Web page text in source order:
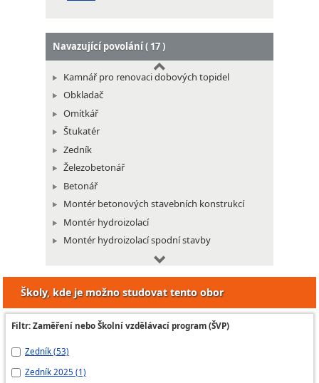
Navazující povolání ( 17 )
Kamnář pro renovaci dobových topidel
Obkladač
Omítkář
Štukatér
Zedník
Železobetonář
Betonář
Montér betonových stavebních konstrukcí
Montér hydroizolací
Montér hydroizolací spodní stavby
Montér izolací proti chemickým vlivům
Montér skleněných a plastových stavebních
konstrukcí
Montér stavebních konstrukcí
Montér suchých staveb
Montér tepelných foukaných izolací
Montér tepelných izolací
Školy, kde je možno studovat tento obor
Filtr: Zaměření nebo Školní vzdělávací program (ŠVP)
Zedník (53)
Zedník 2025 (1)